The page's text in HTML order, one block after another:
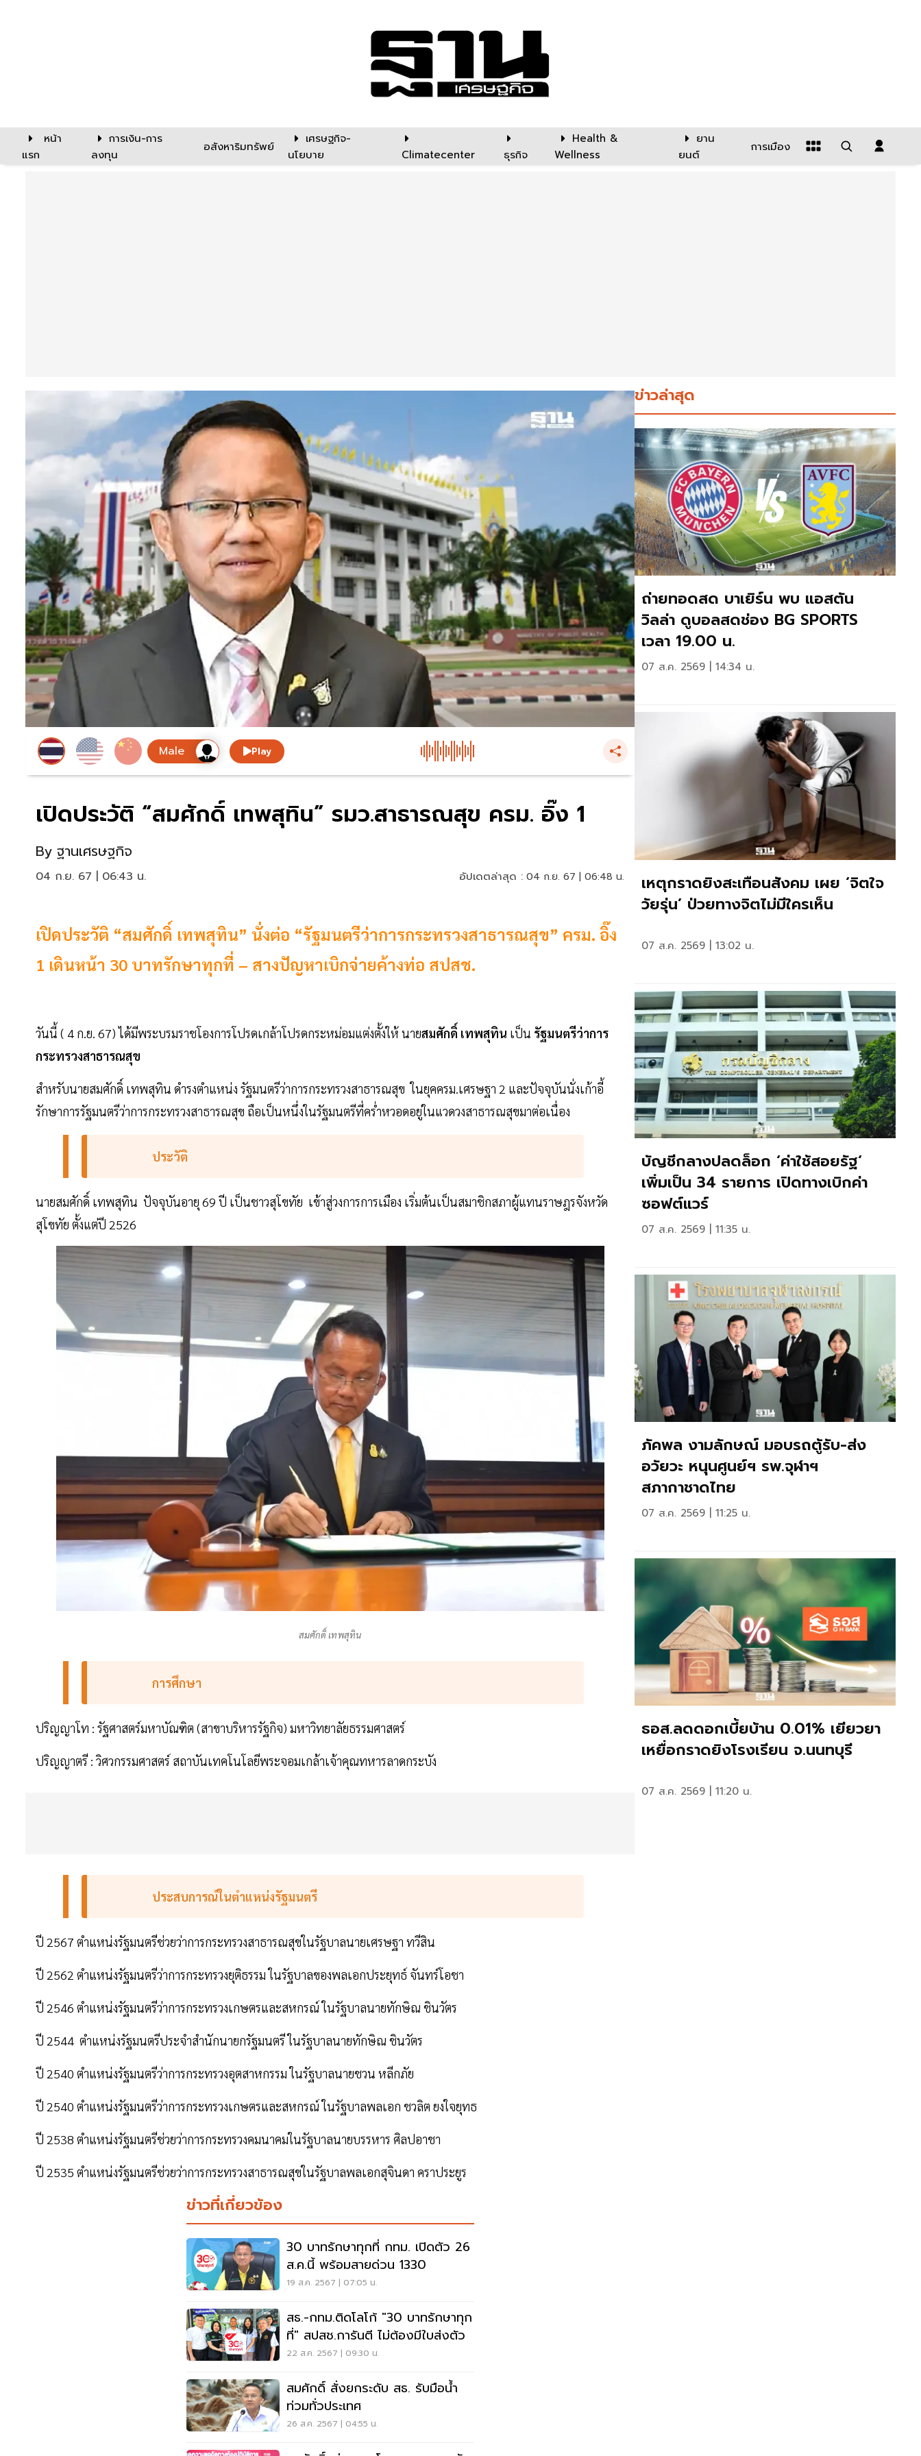
หน้า
แรก
การเงิน-การ
ลงทุน
อสังหาริมทรัพย์
เศรษฐกิจ-
นโยบาย
Climatecenter ธุรกิจ
Health &
Wellness
ยาน
ยนต์
การเมือง
Play
เปิดประวัติ “สมศักดิ์ เทพสุทิน” รมว.สาธารณสุข ครม. อิ๊ง 1
By ฐานเศรษฐกิจ
04 ก.ย. 67 | 06:43 น. อัปเดตล่าสุด : 04 ก.ย. 67 | 06:48 น.
เปิดประวัติ “สมศักดิ์ เทพสุทิน” นั่งต่อ “รัฐมนตรีว่าการกระทรวงสาธารณสุข” ครม. อิ๊ง
1 เดินหน้า 30 บาทรักษาทุกที่ – สางปัญหาเบิกจ่ายค้างท่อ สปสช.
วันนี้ ( 4 ก.ย. 67) ได้มีพระบรมราชโองการโปรดเกล้าโปรดกระหม่อมแต่งตั้งให้ นายสมศักดิ์ เทพสุทิน เป็น รัฐมนตรีว่าการ
กระทรวงสาธารณสุข
สำหรับนายสมศักดิ์ เทพสุทิน ดำรงตำแหน่ง รัฐมนตรีว่าการกระทรวงสาธารณสุข ในยุคครม.เศรษฐา 2 และปัจจุบันนั่งเก้าอี้
รักษาการรัฐมนตรีว่าการกระทรวงสาธารณสุข ถือเป็นหนึ่งในรัฐมนตรีที่คร่ำหวอดอยู่ในแวดวงสาธารณสุขมาต่อเนื่อง
ประวัติ
นายสมศักดิ์ เทพสุทิน ปัจจุบันอายุ 69 ปี เป็นชาวสุโขทัย เข้าสู่วงการการเมือง เริ่มต้นเป็นสมาชิกสภาผู้แทนราษฎรจังหวัด
สุโขทัย ตั้งแต่ปี 2526
สมศักดิ์ เทพสุทิน
การศึกษา
ปริญญาโท : รัฐศาสตร์มหาบัณฑิต (สาขาบริหารรัฐกิจ) มหาวิทยาลัยธรรมศาสตร์
ปริญญาตรี : วิศวกรรมศาสตร์ สถาบันเทคโนโลยีพระจอมเกล้าเจ้าคุณทหารลาดกระบัง
ประสบการณ์ในตำแหน่งรัฐมนตรี
ปี 2567 ตำแหน่งรัฐมนตรีช่วยว่าการกระทรวงสาธารณสุขในรัฐบาลนายเศรษฐา ทวีสิน
ปี 2562 ตำแหน่งรัฐมนตรีว่าการกระทรวงยุติธรรม ในรัฐบาลของพลเอกประยุทธ์ จันทร์โอชา
ปี 2546 ตำแหน่งรัฐมนตรีว่าการกระทรวงเกษตรและสหกรณ์ ในรัฐบาลนายทักษิณ ชินวัตร
ปี 2544 ตำแหน่งรัฐมนตรีประจำสำนักนายกรัฐมนตรี ในรัฐบาลนายทักษิณ ชินวัตร
ปี 2540 ตำแหน่งรัฐมนตรีว่าการกระทรวงอุตสาหกรรม ในรัฐบาลนายชวน หลีกภัย
ปี 2540 ตำแหน่งรัฐมนตรีว่าการกระทรวงเกษตรและสหกรณ์ ในรัฐบาลพลเอก ชวลิต ยงใจยุทธ
ปี 2538 ตำแหน่งรัฐมนตรีช่วยว่าการกระทรวงคมนาคมในรัฐบาลนายบรรหาร ศิลปอาชา
ปี 2535 ตำแหน่งรัฐมนตรีช่วยว่าการกระทรวงสาธารณสุขในรัฐบาลพลเอกสุจินดา คราประยูร
ข่าวที่เกี่ยวข้อง
30 บาทรักษาทุกที่ กทม. เปิดตัว 26
ส.ค.นี้ พร้อมสายด่วน 1330
19 ส.ค. 2567 | 07:05 น.
สธ.-กทม.ติดโลโก้ "30 บาทรักษาทุก
ที่" สปสช.การันตี ไม่ต้องมีใบส่งตัว
22 ส.ค. 2567 | 09:30 น.
สมศักดิ์ สั่งยกระดับ สธ. รับมือน้ำ
ท่วมทั่วประเทศ
26 ส.ค. 2567 | 04:55 น.
ข่าวล่าสุด
ถ่ายทอดสด บาเยิร์น พบ แอสตัน
วิลล่า ดูบอลสดช่อง BG SPORTS
เวลา 19.00 น.
07 ส.ค. 2569 | 14:34 น.
เหตุกราดยิงสะเทือนสังคม เผย ‘จิตใจ
วัยรุ่น’ ป่วยทางจิตไม่มีใครเห็น
07 ส.ค. 2569 | 13:02 น.
บัญชีกลางปลดล็อก ‘ค่าใช้สอยรัฐ‘
เพิ่มเป็น 34 รายการ เปิดทางเบิกค่า
ซอฟต์แวร์
07 ส.ค. 2569 | 11:35 น.
ภัคพล งามลักษณ์ มอบรถตู้รับ-ส่ง
อวัยวะ หนุนศูนย์ฯ รพ.จุฬาฯ
สภากาชาดไทย
07 ส.ค. 2569 | 11:25 น.
ธอส.ลดดอกเบี้ยบ้าน 0.01% เยียวยา
เหยื่อกราดยิงโรงเรียน จ.นนทบุรี
07 ส.ค. 2569 | 11:20 น.